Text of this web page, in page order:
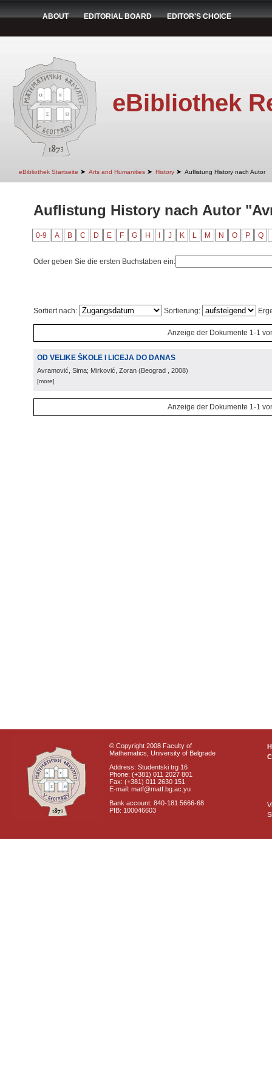
ABOUT EDITORIAL BOARD EDITOR'S CHOICE
eBibliothek
eBibliothek Startseite ➤ Arts and Humanities ➤ History ➤ Auflistung History nach Autor
Auflistung History nach Autor
0-9 A B C D E F G H J K L M N O P Q
Oder geben Sie die ersten Buchstaben ein:
Sortiert nach: Sortierung:
Anzeige der Dokumente 1-1
OD VELIKE ŠKOLE I LICEJA DO DANAS
Avramović, Sima; Mirković, Zoran (Beograd , 2008)
[more]
Anzeige der Dokumente 1-1
© Copyright 2008 Faculty of
Mathematics, University of Belgrade
Address: Studentski trg 16
Phone: (+381) 011 2027 801
Fax: (+381) 011 2630 151
E-mail: matf@matf.bg.ac.yu
Bank account: 840-181 5666-68
PIB: 100046603